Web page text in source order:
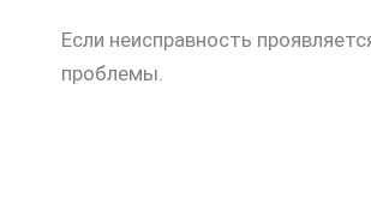
Если неисправность
проблемы.